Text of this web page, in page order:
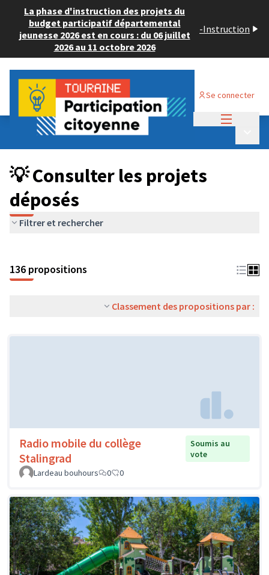
La phase d'instruction des projets du
budget participatif départemental
jeunesse 2026 est en cours : du 06 juillet
2026 au 11 octobre 2026
-Instruction
Se connecter
Budget Participatif JEUNESSE 2024
💡 Consulter les projets déposés
💡 Consulter les projets
déposés
Filtrer et rechercher
136 propositions
Classement des propositions par :
Radio mobile du collège
Stalingrad
Soumis au
vote
Lardeau bouhours
0 0